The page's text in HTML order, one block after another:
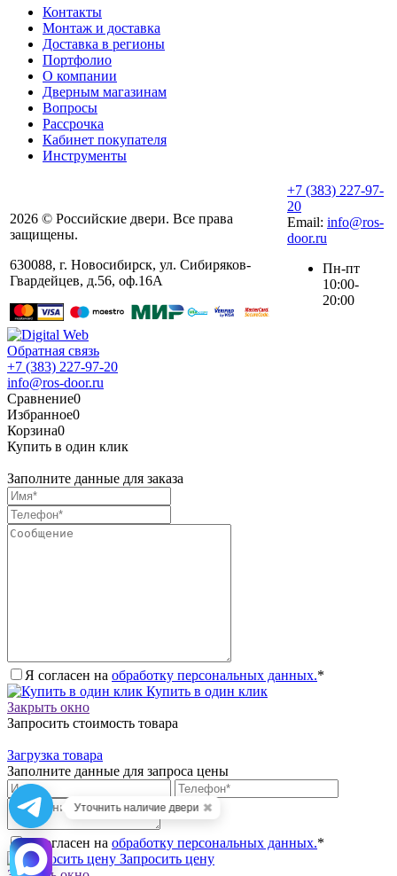
Контакты
Монтаж и доставка
Доставка в регионы
Портфолио
О компании
Дверным магазинам
Вопросы
Рассрочка
Кабинет покупателя
Инструменты
2026 © Российские двери. Все права
защищены.
630088, г. Новосибирск, ул. ​Сибиряков-
Гвардейцев, д.56​, оф.16А
Уточнить наличие двери ✖
+7 (383) 227-97-
20
Email: info@ros-
door.ru
Пн-пт
10:00-
20:00
Обратная связь
+7 (383) 227-97-20
info@ros-door.ru
Сравнение0
Избранное0
Корзина0
Купить в один клик
Заполните данные для заказа
Я согласен на обработку персональных данных.*
Купить в один клик
Закрыть окно
Запросить стоимость товара
Загрузка товара
Заполните данные для запроса цены
Я согласен на обработку персональных данных.*
Запросить цену